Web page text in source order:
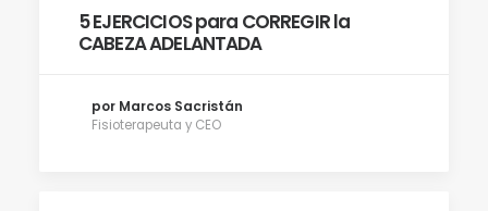
5 EJERCICIOS para CORREGIR la
CABEZA ADELANTADA
por Marcos Sacristán
Fisioterapeuta y CEO